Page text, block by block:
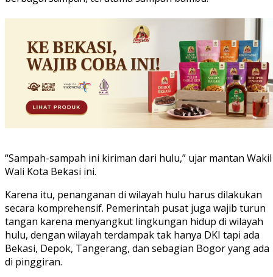
“Sampah-sampah ini kiriman dari hulu,” ujar mantan Wakil
Wali Kota Bekasi ini.
Karena itu, penanganan di wilayah hulu harus dilakukan
secara komprehensif. Pemerintah pusat juga wajib turun
tangan karena menyangkut lingkungan hidup di wilayah
hulu, dengan wilayah terdampak tak hanya DKI tapi ada
Bekasi, Depok, Tangerang, dan sebagian Bogor yang ada
di pinggiran.